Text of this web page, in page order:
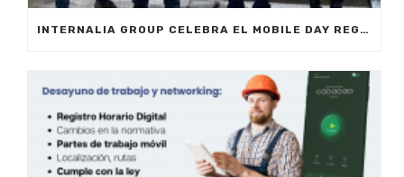
INTERNALIA GROUP CELEBRA EL MOBILE DAY REGISTRO HORARIO EN MARBELLA